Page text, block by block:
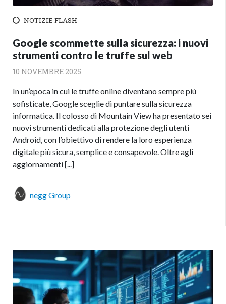
NOTIZIE FLASH
Google scommette sulla sicurezza: i nuovi
strumenti contro le truffe sul web
10 NOVEMBRE 2025
In un’epoca in cui le truffe online diventano sempre più
sofisticate, Google sceglie di puntare sulla sicurezza
informatica. Il colosso di Mountain View ha presentato sei
nuovi strumenti dedicati alla protezione degli utenti
Android, con l’obiettivo di rendere la loro esperienza
digitale più sicura, semplice e consapevole. Oltre agli
aggiornamenti [...]
negg Group